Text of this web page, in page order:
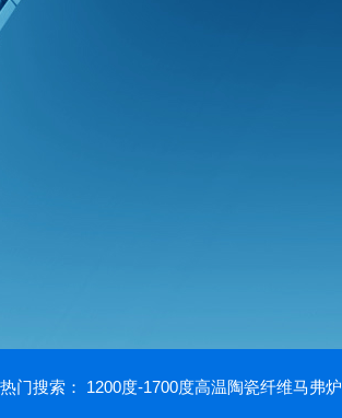
热门搜索： 1200度-1700度高温陶瓷纤维马弗炉